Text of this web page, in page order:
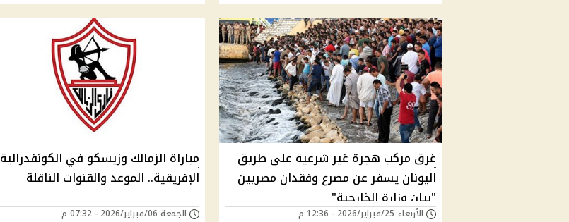
غرق مركب هجرة غير شرعية على طريق
اليونان يسفر عن مصرع وفقدان مصريين
"بيان وزارة الخارجية"
الأربعاء 25/فبراير/2026 - 12:36 م
مباراة الزمالك وزيسكو في الكونفدرالية
الإفريقية.. الموعد والقنوات الناقلة
الجمعة 06/فبراير/2026 - 07:32 م